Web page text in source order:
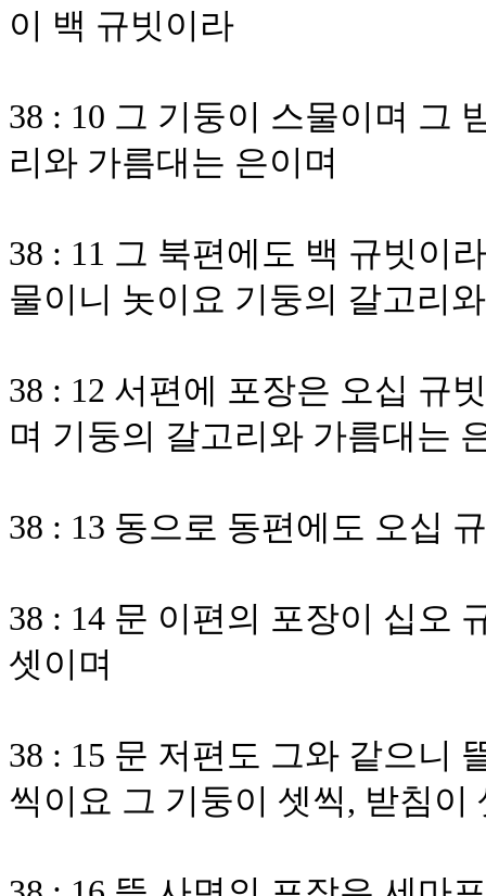
이 백 규빗이라
38 : 10 그 기둥이 스물이며 그
리와 가름대는 은이며
38 : 11 그 북편에도 백 규빗이
물이니 놋이요 기둥의 갈고리
38 : 12 서편에 포장은 오십 규
며 기둥의 갈고리와 가름대는
38 : 13 동으로 동편에도 오십
38 : 14 문 이편의 포장이 십오
셋이며
38 : 15 문 저편도 그와 같으니
씩이요 그 기둥이 셋씩, 받침이